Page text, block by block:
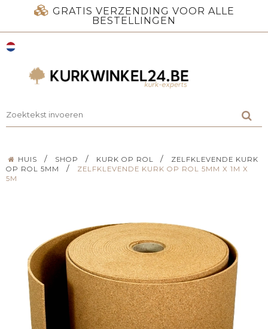
GRATIS VERZENDING VOOR ALLE
BESTELLINGEN
HUIS / SHOP / KURK OP ROL /
ZELFKLEVENDE KURK
OP ROL 5MM
/
ZELFKLEVENDE KURK OP ROL 5MM X 1M X
5M